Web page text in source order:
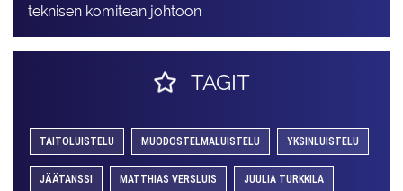
teknisen komitean johtoon
TAGIT
TAITOLUISTELU MUODOSTELMALUISTELU YKSINLUISTELU
JÄÄTANSSI MATTHIAS VERSLUIS JUULIA TURKKILA